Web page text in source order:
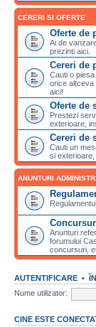
CERERI SI OFERTE
Oferte de
Ai de
prezinti aici.
Cereri de
Cauti o
orice altceva
aici!
Oferte de
Prestezi
exterioare,
Cereri de
Cauti un
si
ANUNTURI
Anunturi
forumului
concursuri,
AUTENTIFICARE •
Nume utilizator:
CINE ESTE